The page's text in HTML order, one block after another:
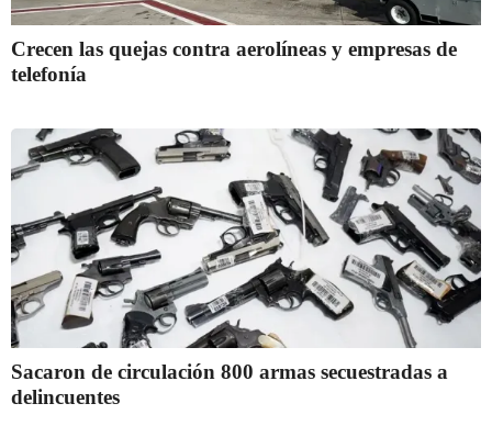
Crecen las quejas contra aerolíneas y empresas de
telefonía
Sacaron de circulación 800 armas secuestradas a
delincuentes